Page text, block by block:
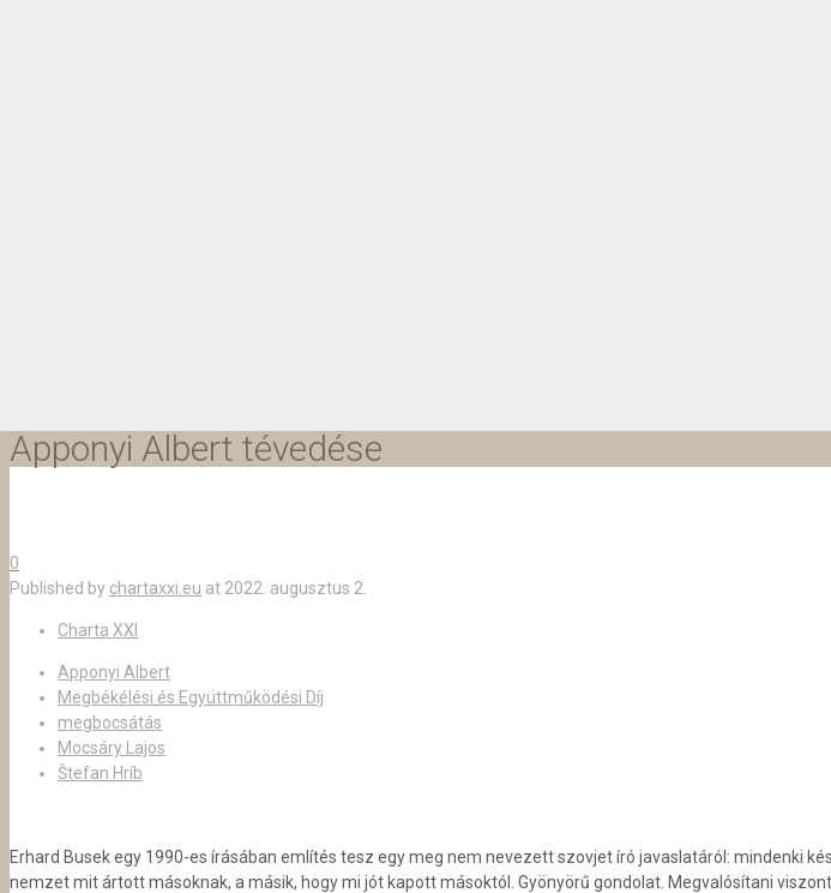
Apponyi Albert tévedése
0
Published by chartaxxi.eu at 2022. augusztus 2.
Charta XXI
Apponyi Albert
Megbékélési és Együttműködési Díj
megbocsátás
Mocsáry Lajos
Štefan Hríb
Erhard Busek egy 1990-es írásában említés tesz egy meg nem nevezett szovjet író javaslatáról: mindenki
nemzet mit ártott másoknak, a másik, hogy mi jót kapott másoktól. Gyönyörű gondolat. Megvalósítani